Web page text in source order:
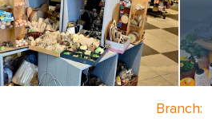
Branch: